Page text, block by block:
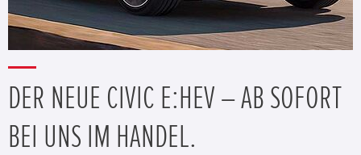
DER NEUE CIVIC E:HEV – AB SOFORT
BEI UNS IM HANDEL.